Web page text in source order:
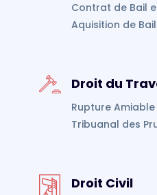
Contrat de Bail
Aquisition de
Droit du
Rupture
Tribuanal des
Droit Civil